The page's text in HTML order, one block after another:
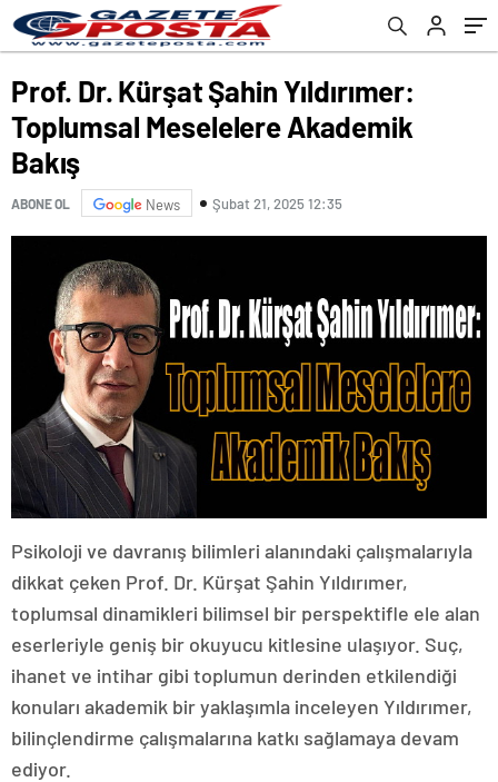
Prof. Dr. Kürşat Şahin Yıldırımer:
Toplumsal Meselelere Akademik
Bakış
ABONE OL News Şubat 21, 2025 12:35
Psikoloji ve davranış bilimleri alanındaki çalışmalarıyla
dikkat çeken Prof. Dr. Kürşat Şahin Yıldırımer,
toplumsal dinamikleri bilimsel bir perspektifle ele alan
eserleriyle geniş bir okuyucu kitlesine ulaşıyor. Suç,
ihanet ve intihar gibi toplumun derinden etkilendiği
konuları akademik bir yaklaşımla inceleyen Yıldırımer,
bilinçlendirme çalışmalarına katkı sağlamaya devam
ediyor.